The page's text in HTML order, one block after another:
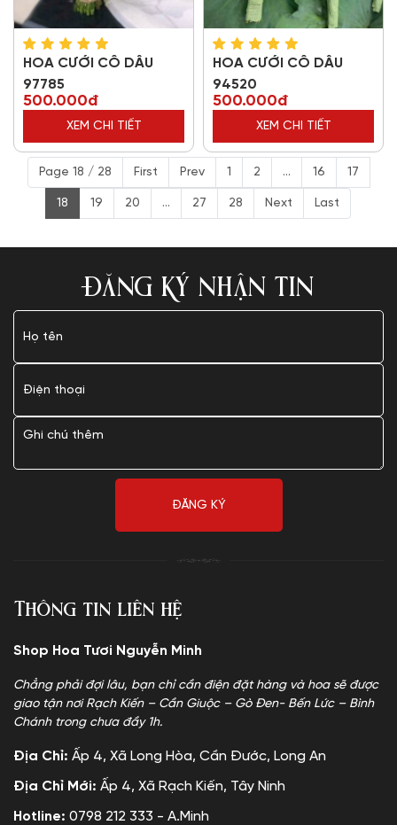
HOA CƯỚI CÔ DÂU
97785
500.000đ
XEM CHI TIẾT
HOA CƯỚI CÔ DÂU
94520
500.000đ
XEM CHI TIẾT
Page 18 / 28 First Prev 1 2 ... 16 17
18 19 20 ... 27 28 Next Last
ĐĂNG KÝ NHẬN TIN
Thông tin liên hệ
Shop Hoa Tươi Nguyễn Minh
Chẳng phải đợi lâu, bạn chỉ cần điện đặt hàng và hoa sẽ được
giao tận nơi Rạch Kiến – Cần Giuộc – Gò Đen- Bến Lức – Bình
Chánh trong chưa đầy 1h.
Địa Chỉ: Ấp 4, Xã Long Hòa, Cần Đước, Long An
Địa Chỉ Mới: Ấp 4, Xã Rạch Kiến, Tây Ninh
Hotline: 0798 212 333 - A.Minh